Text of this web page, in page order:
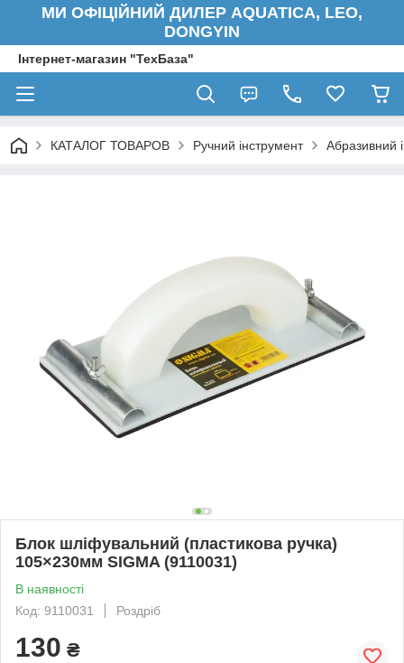
МИ ОФІЦІЙНИЙ ДИЛЕР AQUATICA, LEO,
DONGYIN
Інтернет-магазин "ТехБаза"
КАТАЛОГ ТОВАРОВ Ручний інструмент Абразивний
Блок шліфувальний (пластикова ручка)
105×230мм SIGMA (9110031)
В наявності
Код: 9110031
Роздріб
130 ₴